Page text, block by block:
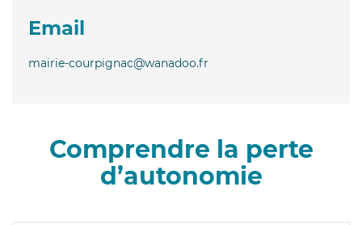
Email
mairie-courpignac@wanadoo.fr
Comprendre la perte
d’autonomie